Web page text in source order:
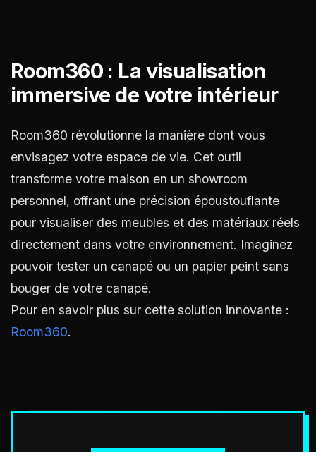
Room360 : La visualisation
immersive de votre intérieur
Room360 révolutionne la manière dont vous
envisagez votre espace de vie. Cet outil
transforme votre maison en un showroom
personnel, offrant une précision époustouflante
pour visualiser des meubles et des matériaux réels
directement dans votre environnement. Imaginez
pouvoir tester un canapé ou un papier peint sans
bouger de votre canapé.
Pour en savoir plus sur cette solution innovante :
Room360.